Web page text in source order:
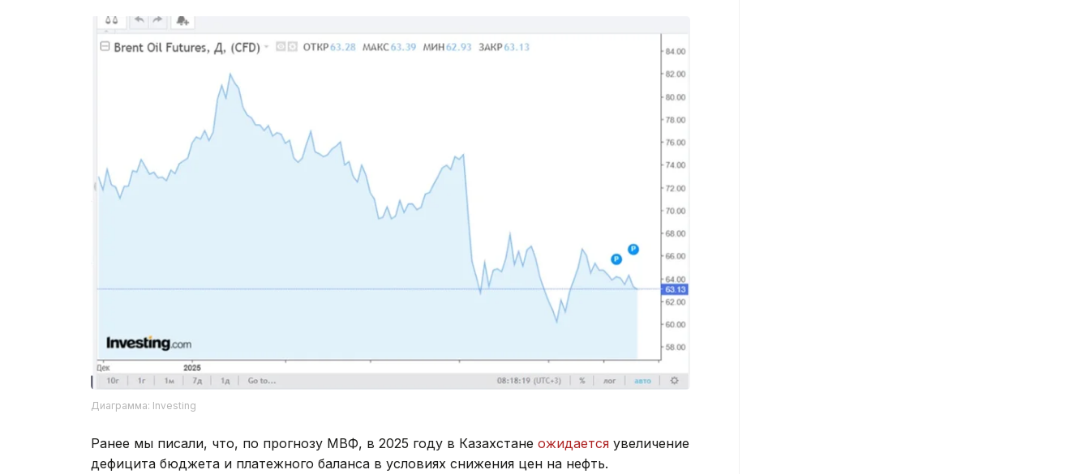
Диаграмма: Investing
Ранее мы писали, что, по прогнозу МВФ, в 2025 году в Казахстане ожидается увеличение
дефицита бюджета и платежного баланса в условиях снижения цен на нефть.